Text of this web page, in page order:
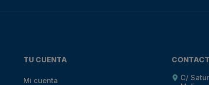
TU CUENTA
Mi cuenta
C/